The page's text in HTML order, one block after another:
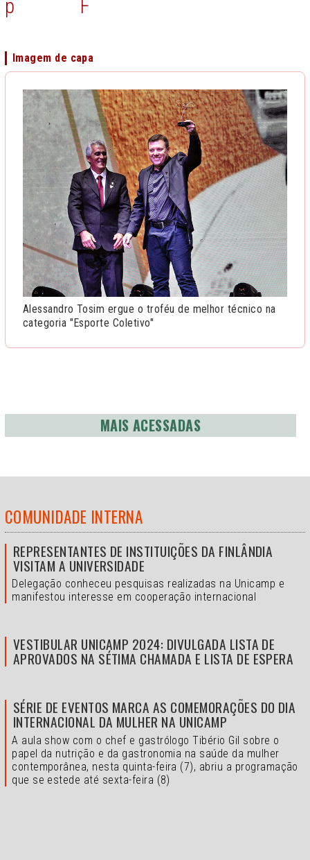
p F
Imagem de capa
Alessandro Tosim ergue o troféu de melhor técnico na
categoria "Esporte Coletivo"
MAIS ACESSADAS
COMUNIDADE INTERNA
REPRESENTANTES DE INSTITUIÇÕES DA FINLÂNDIA
VISITAM A UNIVERSIDADE
Delegação conheceu pesquisas realizadas na Unicamp e
manifestou interesse em cooperação internacional
VESTIBULAR UNICAMP 2024: DIVULGADA LISTA DE
APROVADOS NA SÉTIMA CHAMADA E LISTA DE ESPERA
SÉRIE DE EVENTOS MARCA AS COMEMORAÇÕES DO DIA
INTERNACIONAL DA MULHER NA UNICAMP
A aula show com o chef e gastrólogo Tibério Gil sobre o
papel da nutrição e da gastronomia na saúde da mulher
contemporânea, nesta quinta-feira (7), abriu a programação
que se estede até sexta-feira (8)